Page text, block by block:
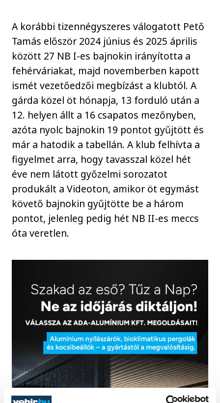
A korábbi tizennégyszeres válogatott Pető
Tamás először 2024 június és 2025 április
között 27 NB I-es bajnokin irányította a
fehérváriakat, majd novemberben kapott
ismét vezetőedzői megbízást a klubtól. A
gárda közel öt hónapja, 13 forduló után a
12. helyen állt a 16 csapatos mezőnyben,
azóta nyolc bajnokin 19 pontot gyűjtött és
már a hatodik a tabellán. A klub felhívta a
figyelmet arra, hogy tavasszal közel hét
éve nem látott győzelmi sorozatot
produkált a Videoton, amikor öt egymást
követő bajnokin gyűjtötte be a három
pontot, jelenleg pedig hét NB II-es meccs
óta veretlen.